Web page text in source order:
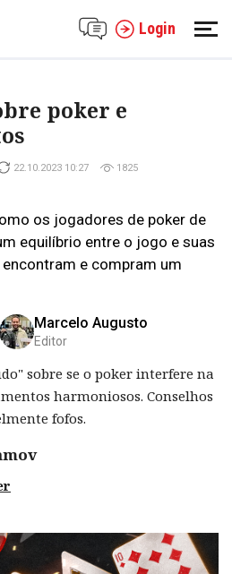
Login
poker e
22.10.2023 10:27 1825
os jogadores de poker de
equilíbrio entre o jogo e suas
e compram um
Marcelo Augusto
Editor
sobre se o poker interfere na
harmoniosos. Conselhos
fofos.